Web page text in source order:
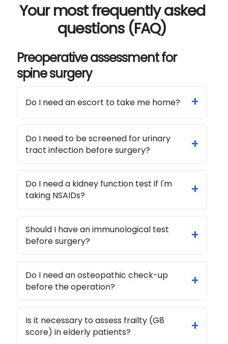
Your most frequently asked
questions (FAQ)
Preoperative assessment for
spine surgery
Do I need an escort to take me home? +
Do I need to be screened for urinary
tract infection before surgery?
+
Do I need a kidney function test if I'm
taking NSAIDs?
+
Should I have an immunological test
before surgery?
+
Do I need an osteopathic check-up
before the operation?
+
Is it necessary to assess frailty (G8
score) in elderly patients?
+